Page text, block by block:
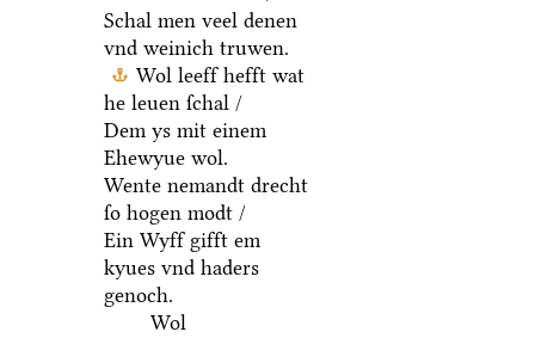
Schal men veel denen
vnd weinich truwen.
Wol leeff hefft wat
he leuen ſchal /
Dem ys mit einem
Ehewyue wol.
Wente nemandt drecht
ſo hogen modt /
Ein Wyff gifft em
kyues vnd haders
genoch.
Wol